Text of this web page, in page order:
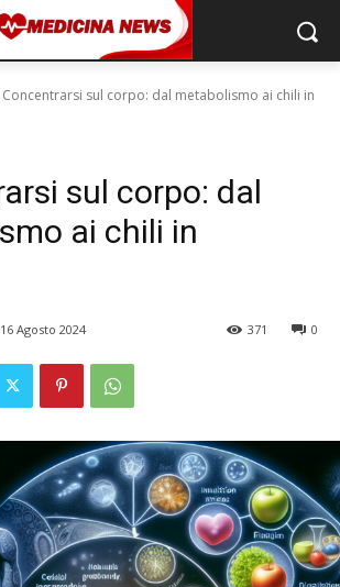
Concentrarsi sul corpo: dal metabolismo ai chili in
sul corpo: dal
ai chili in
16 Agosto 2024 0
371